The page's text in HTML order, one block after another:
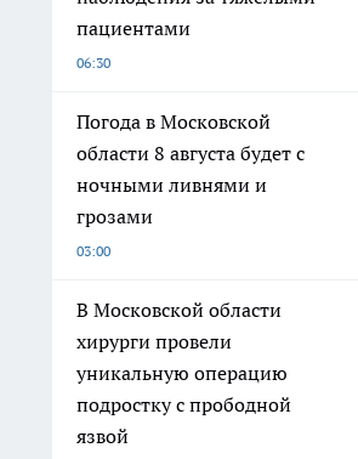
пациентами
06:30
Погода в Московской
области 8 августа будет с
ночными ливнями и
грозами
03:00
В Московской области
хирурги провели
уникальную операцию
подростку с прободной
язвой